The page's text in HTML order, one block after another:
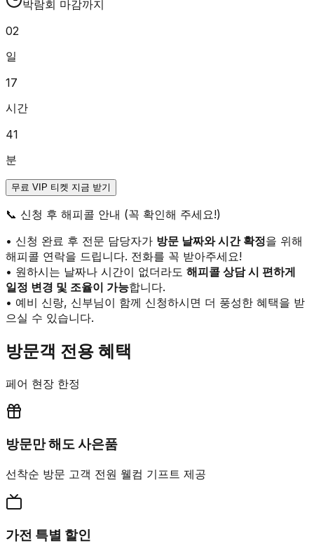
박람회 마감까지
02
일
17
시간
41
분
무료 VIP 티켓 지금 받기
📞 신청 후 해피콜 안내 (꼭 확인해 주세요!)
• 신청 완료 후 전문 담당자가 방문 날짜와 시간 확정을 위해
해피콜 연락을 드립니다. 전화를 꼭 받아주세요!
• 원하시는 날짜나 시간이 없더라도 해피콜 상담 시 편하게
일정 변경 및 조율이 가능합니다.
• 예비 신랑, 신부님이 함께 신청하시면 더 풍성한 혜택을 받
으실 수 있습니다.
방문객 전용 혜택
페어 현장 한정
방문만 해도 사은품
선착순 방문 고객 전원 웰컴 기프트 제공
가전 특별 할인